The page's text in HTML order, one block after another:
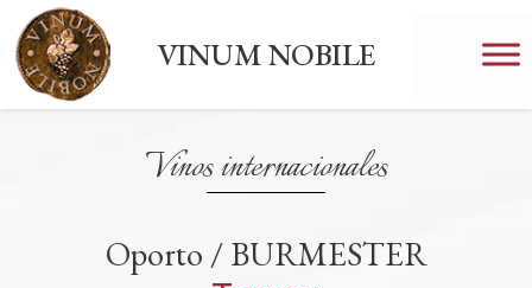
VINUM NOBILE
Vinos internacionales
Oporto / BURMESTER